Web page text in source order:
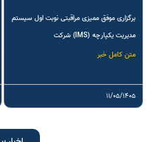
برگزاری موفق ممیزی مراقبتی نوبت اول سیستم
مدیریت یکپارچه (IMS) شرکت
متن کامل خبر
۱۱/۰۵/۱۴۰۵